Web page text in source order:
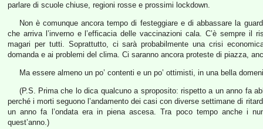
parlare di scuole chiuse, regioni rosse e prossimi lockdown.
Non è comunque ancora tempo di festeggiare e di abbassare la
che arriva l’inverno e l’efficacia delle vaccinazioni cala. C’è sempre
magari per tutti. Soprattutto, ci sarà probabilmente una crisi
domanda e ai problemi del clima. Ci saranno ancora proteste di piazza,
Ma essere almeno un po’ contenti e un po’ ottimisti, in una bella
(P.S. Prima che lo dica qualcuno a sproposito: rispetto a un anno fa
perché i morti seguono l’andamento dei casi con diverse settimane di
un anno fa l’ondata era in piena ascesa. Tra poco tempo anche i
quest’anno.)